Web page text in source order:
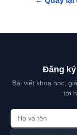
Đăng
Bài viết khoa học,
tới